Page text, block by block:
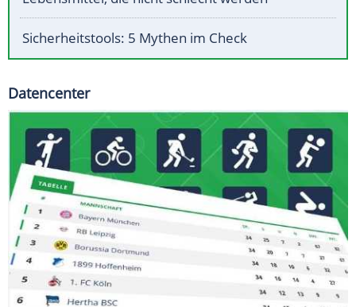
Sicherheitstools: 5 Mythen im Check
Datencenter